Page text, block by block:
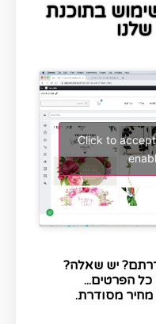
בתוכנת
Click to
יש שאלה?
כל הפרטים...
מחיר מסודרת.